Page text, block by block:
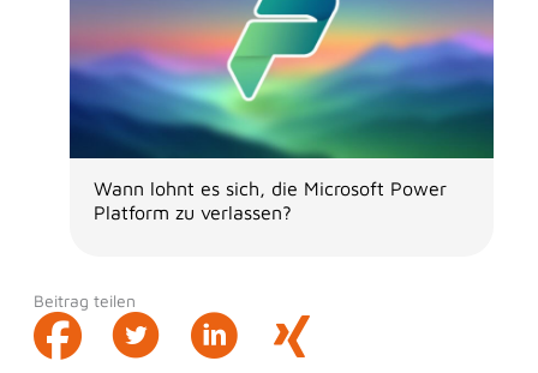
Wann lohnt es sich, die Microsoft Power
Platform zu verlassen?
Beitrag teilen